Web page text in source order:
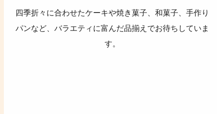
四季折々に合わせたケーキや焼き菓子、和菓子、手作り
パンなど、バラエティに富んだ品揃えでお待ちしていま
す。